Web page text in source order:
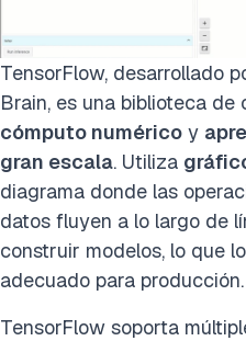
TensorFlow, desarrollado
Brain, es una biblioteca
cómputo numérico y
gran escala. Utiliza
diagrama donde las
datos fluyen a lo largo de
construir modelos, lo que
adecuado para producción.
TensorFlow soporta